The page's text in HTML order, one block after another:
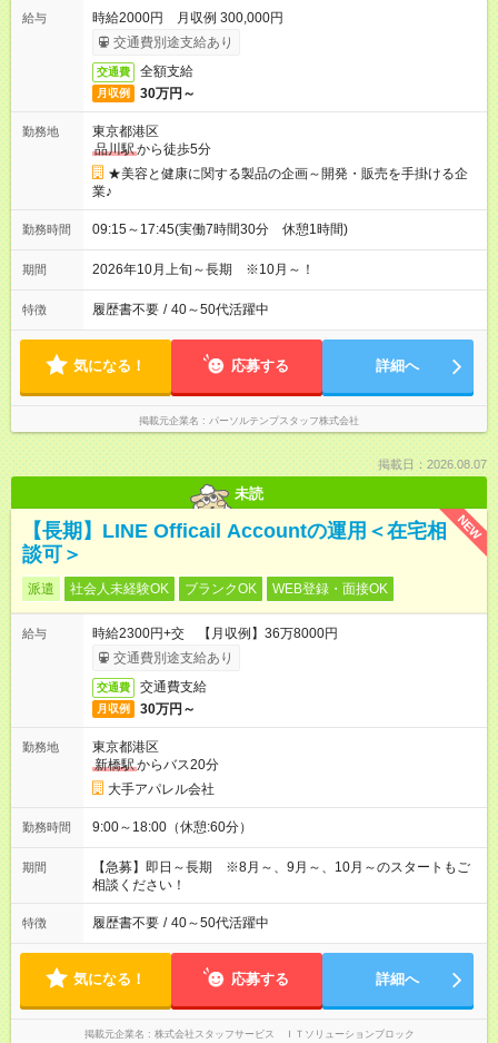
給与
時給2000円 月収例 300,000円
交通費別途支給あり
交通費 全額支給
月収例 30万円～
勤務地
東京都港区
品川駅から徒歩5分
★美容と健康に関する製品の企画～開発・販売を手掛ける企
業♪
勤務時間 09:15～17:45(実働7時間30分 休憩1時間)
期間 2026年10月上旬～長期 ※10月～！
特徴 履歴書不要 / 40～50代活躍中
気になる！ 応募する 詳細へ
掲載元企業名 パーソルテンプスタッフ株式会社
掲載日：2026.08.07
未読
NEW
【長期】LINE Officail Accountの運用＜在宅相
談可＞
派遣 社会人未経験OK ブランクOK WEB登録・面接OK
給与
時給2300円+交 【月収例】36万8000円
交通費別途支給あり
交通費 交通費支給
月収例 30万円～
勤務地
東京都港区
新橋駅からバス20分
大手アパレル会社
勤務時間 9:00～18:00（休憩:60分）
期間
【急募】即日～長期 ※8月～、9月～、10月～のスタートもご
相談ください！
特徴 履歴書不要 / 40～50代活躍中
気になる！ 応募する 詳細へ
掲載元企業名 株式会社スタッフサービス ＩＴソリューションブロック